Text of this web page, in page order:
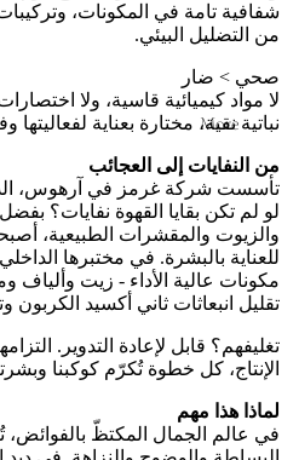
More
شفافية تامة في المكونات،
من التضليل البيئي.
صحي > ضار
لا مواد كيميائية قاسية، ولا
نباتية نقية، مختارة بعناية لفعاليتها
من النفايات إلى العجائب
تأسست شركة غرمز في آرهوس،
لو لم تكن بقايا القهوة نفايات؟
والزيوت والمقشرات الطبيعية،
للعناية بالبشرة. في مختبرها
مكونات عالية الأداء - زيت
تقليل انبعاثات ثاني أكسيد الكربون
تغليفهم؟ قابل لإعادة التدوير.
الإنتاج، كل خطوة تُكرّم كوكبنا
لماذا هذا مهم
في عالم الجمال المكتظّ بالفوائض،